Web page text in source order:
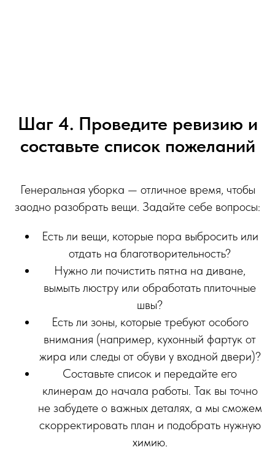
Шаг 4. Проведите ревизию и
составьте список пожеланий
Генеральная уборка — отличное время, чтобы
заодно разобрать вещи. Задайте себе вопросы:
Есть ли вещи, которые пора выбросить или
отдать на благотворительность?
Нужно ли почистить пятна на диване,
вымыть люстру или обработать плиточные
швы?
Есть ли зоны, которые требуют особого
внимания (например, кухонный фартук от
жира или следы от обуви у входной двери)?
Составьте список и передайте его
клинерам до начала работы. Так вы точно
не забудете о важных деталях, а мы сможем
скорректировать план и подобрать нужную
химию.